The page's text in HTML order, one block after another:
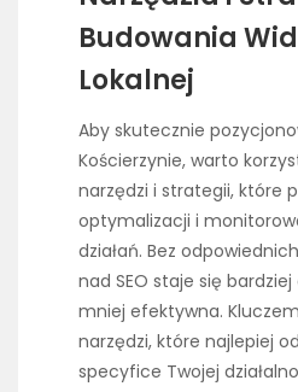
Budowania
Lokalnej
Aby skutecznie
Kościerzynie, warto
narzędzi i strategii, które
optymalizacji i
działań. Bez
nad SEO staje się
mniej efektywna.
narzędzi, które najlepiej
specyfice Twojej